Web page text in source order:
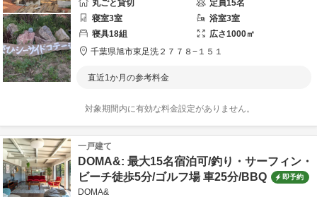
丸ごと貸切
定員15名
寝室3室 浴室3室
寝具18組 広さ1000㎡
千葉県旭市東足洗２７７８−１５１
直近1か月の参考料金
対象期間内に有効な料金設定がありません。
一戸建て
DOMA&: 最大15名宿泊可/釣り・サーフィン・
ビーチ徒歩5分/ゴルフ場 車25分/BBQ
即予約
DOMA&